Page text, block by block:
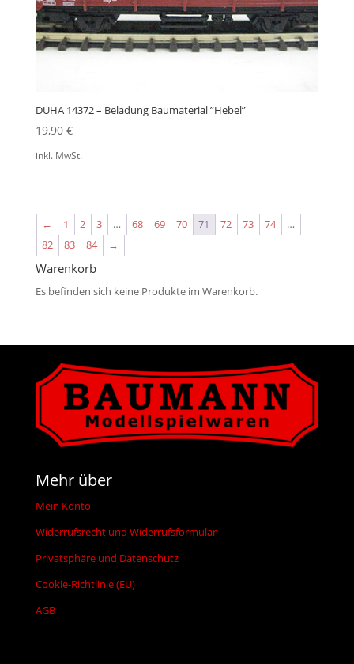
DUHA 14372 – Beladung Baumaterial ”Hebel”
19,90 €
inkl. MwSt.
← 1 2 3 … 68 69 70 71 72 73 74
…
82
83 84 →
Warenkorb
Es befinden sich keine Produkte im Warenkorb.
Mehr über
Mein Konto
Widerrufsrecht und Widerrufsformular
Privatsphäre und Datenschutz
Cookie-Richtlinie (EU)
AGB